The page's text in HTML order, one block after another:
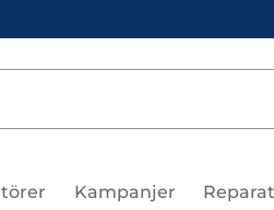
Kampanjer